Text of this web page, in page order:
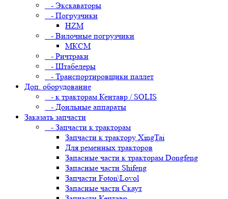
- Экскаваторы
- Погрузчики
HZM
- Вилочные погрузчики
МКСМ
- Ричтраки
- Штабелеры
- Транспортировщики паллет
Доп. оборудование
- к тракторам Кентавр / SOLIS
- Доильные аппараты
Заказать запчасти
- Запчасти к тракторам
Запчасти к трактору XingTai
Для ременных тракторов
Запасные части к тракторам Dongfeng
Запасные части Shifeng
Запчасти Foton\Lovol
Запасные части Скаут